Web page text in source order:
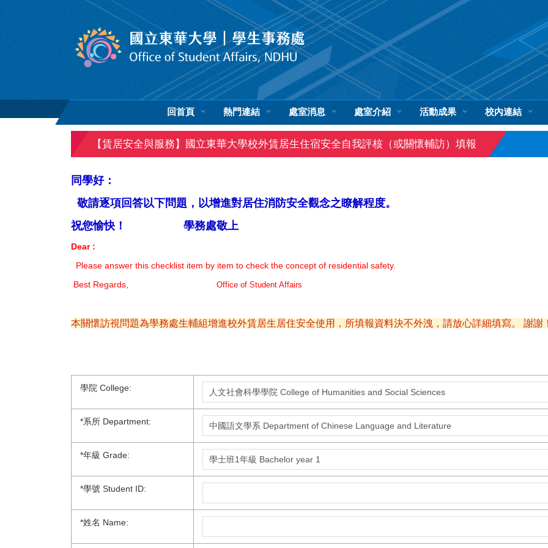
回首頁 熱門連結 處室消息 處室介紹 活動成果 校內連結
【賃居安全與服務】國立東華大學校外賃居生住宿安全自我評核（或關懷輔訪）填報
同學好：
敬請逐項回答以下問題，以增進對居住消防安全觀念之瞭解程度。
祝您愉快！
學務處敬上
Dear :
Please answer this checklist item by item to check the concept of residential safety.
Best Regards, Office of Student Affairs
本關懷訪視問題為學務處生輔組增進校外賃居生居住安全使用，所填報資料決不外洩，請放心詳細填寫。 謝謝
學院 College:
*系所 Department:
*年級 Grade:
*學號 Student ID:
*姓名 Name: